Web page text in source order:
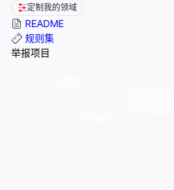
定制我的领域
README
规则集
举报项目